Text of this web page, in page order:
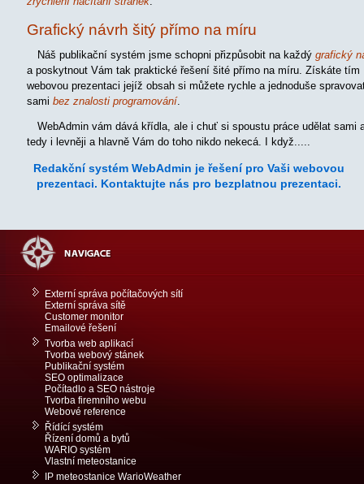
Grafický návrh šitý přímo na míru
Náš publikační systém jsme schopni přizpůsobit na každý grafický
a poskytnout Vám tak praktické řešení šité přímo na míru. Získáte tím
webovou prezentaci jejíž obsah si můžete rychle a jednoduše
sami bez znalosti programování.
WebAdmin vám dává křídla, ale i chuť si spoustu práce udělat sami
tedy i levněji a hlavně Vám do toho nikdo nekecá. I když.....
Redakční systém WebAdmin je řešení pro Vaši webovou
prezentaci. Kontaktujte nás pro bezplatnou prezentaci.
Externí správa počítačových sítí
Externí správa sítě
Customer monitor
Emailové řešení
Tvorba web aplikací
Tvorba webový stánek
Publikační systém
SEO optimalizace
Počítadlo a SEO nástroje
Tvorba firemního webu
Webové reference
Řídící systém
Řízení domů a bytů
WARIO systém
Vlastní meteostanice
IP meteostanice WarioWeather